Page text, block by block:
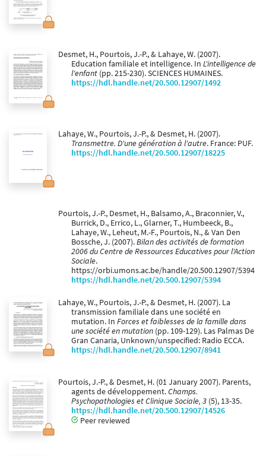
Desmet, H., Pourtois, J.-P., & Lahaye, W. (2007).
Education familiale et intelligence. In L'intelligence de
l'enfant (pp. 215-230). SCIENCES HUMAINES.
https://hdl.handle.net/20.500.12907/1492
Lahaye, W., Pourtois, J.-P., & Desmet, H. (2007).
Transmettre. D'une génération à l'autre. France: PUF.
https://hdl.handle.net/20.500.12907/18225
Pourtois, J.-P., Desmet, H., Balsamo, A., Braconnier, V.,
Burrick, D., Errico, L., Glarner, T., Humbeeck, B.,
Lahaye, W., Leheut, M.-F., Pourtois, N., & Van Den
Bossche, J. (2007).Bilan des activités de formation
2006 du Centre de Ressources Educatives pour l'Action
Sociale.
https://orbi.umons.ac.be/handle/20.500.12907/5394
https://hdl.handle.net/20.500.12907/5394
Lahaye, W., Pourtois, J.-P., & Desmet, H. (2007). La
transmission familiale dans une société en
mutation. In Forces et faiblesses de la famille dans
une société en mutation (pp. 109-129). Las Palmas De
Gran Canaria, Unknown/unspecified: Radio ECCA.
https://hdl.handle.net/20.500.12907/8941
Pourtois, J.-P., & Desmet, H. (01 January 2007). Parents,
agents de développement.Champs.
Psychopathologies et Clinique Sociale, 3 (5), 13-35.
https://hdl.handle.net/20.500.12907/14526
Peer reviewed